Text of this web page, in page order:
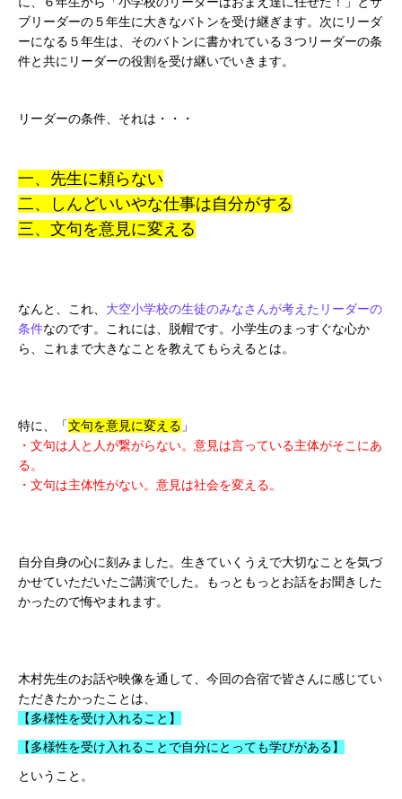
ブリーダーの５年生に大きなバトンを受け継ぎます。次にリーダ
ーになる５年生は、そのバトンに書かれている３つリーダーの条
件と共にリーダーの役割を受け継いでいきます。
リーダーの条件、それは・・・
一、先生に頼らない
二、しんどいいやな仕事は自分がする
三、文句を意見に変える
なんと、これ、 大空小学校の生徒のみなさんが考えたリーダーの
条件なのです。これには、脱帽です。小学生のまっすぐな心か
ら、これまで大きなことを教えてもらえるとは。
特に、「文句を意見に変える 」
・文句は人と人が繋がらない。意見は言っている主体がそこにあ
る。
・文句は主体性がない。意見は社会を変える。
自分自身の心に刻みました。生きていくうえで大切なことを気づ
かせていただいたご講演でした。もっともっとお話をお聞きした
かったので悔やまれます。
木村先生のお話や映像を通して、今回の合宿で皆さんに感じてい
ただきたかったことは、
【多様性を受け入れること】
【多様性を受け入れることで自分にとっても学びがある】
ということ。